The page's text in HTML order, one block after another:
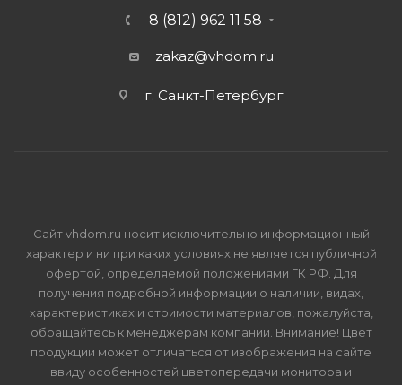
8 (812) 962 11 58
zakaz@vhdom.ru
г. Санкт-Петербург
Сайт vhdom.ru носит исключительно информационный
характер и ни при каких условиях не является публичной
офертой, определяемой положениями ГК РФ. Для
получения подробной информации о наличии, видах,
характеристиках и стоимости материалов, пожалуйста,
обращайтесь к менеджерам компании. Внимание! Цвет
продукции может отличаться от изображения на сайте
ввиду особенностей цветопередачи монитора и